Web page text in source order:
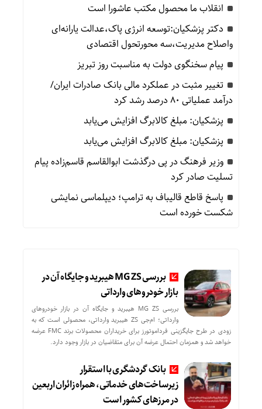
انقلاب ما محصول مکتب عاشورا است
دکتر پزشکیان:توسعه انرژی پاک،عدالت یارانه‌ای
واصلاح مدیریت،سه محورتحول اقتصادی
پیام سخنگوی دولت به مناسبت روز تبریز
تغییر مثبت در عملکرد مالی بانک صادرات ایران/
درآمد عملیاتی 80 درصد رشد کرد
پزشکیان: مبلغ کالابرگ افزایش می‌یابد
پزشکیان: مبلغ کالابرگ افزایش می‌یابد
وزیر فرهنگ در پی درگذشت ابوالقاسم قاسم‌زاده پیام
تسلیت صادر کرد
پاسخ قاطع قالیباف به ترامپ؛ دیپلماسی نمایشی
شکست خورده است
بررسی MG ZS هیبرید و جایگاه آن در
بازار خودروهای وارداتی
بررسی MG ZS هیبرید و جایگاه آن در بازار خودروهای
وارداتی؛ ام‌جی ZS هیبرید وارداتی، محصولی است که به
زودی در طرح جایگزینی فرداموتورز برای خریداران محصولات برند FMC عرضه
خواهد شد و همزمان احتمال عرضه آن برای متقاضیان در بازار وجود دارد.
بانک گردشگری با استقرار
زیرساخت‌های خدماتی، همراه زائران اربعین
در مرزهای کشور است